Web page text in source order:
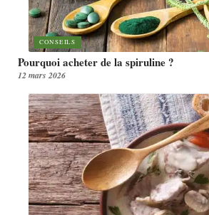
CONSEILS
Pourquoi acheter de la spiruline ?
12 mars 2026